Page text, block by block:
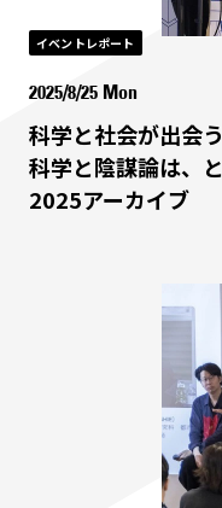
イベントレポート
2025/8/25 Mon
科学と社会が出会
科学と陰謀論は、
2025アーカイブ